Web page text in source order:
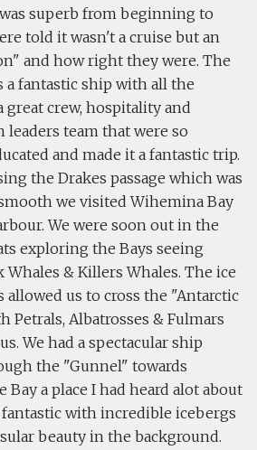
superb from beginning to
told it wasn't a cruise but an
and how right they were. The
a fantastic ship with all the
great crew, hospitality and
leaders team that were so
and made it a fantastic trip.
the Drakes passage which was
we visited Wihemina Bay
We were soon out in the
exploring the Bays seeing
Whales & Killers Whales. The ice
allowed us to cross the "Antarctic
Petrals, Albatrosses & Fulmars
We had a spectacular ship
the "Gunnel" towards
Bay a place I had heard alot about
fantastic with incredible icebergs
beauty in the background.